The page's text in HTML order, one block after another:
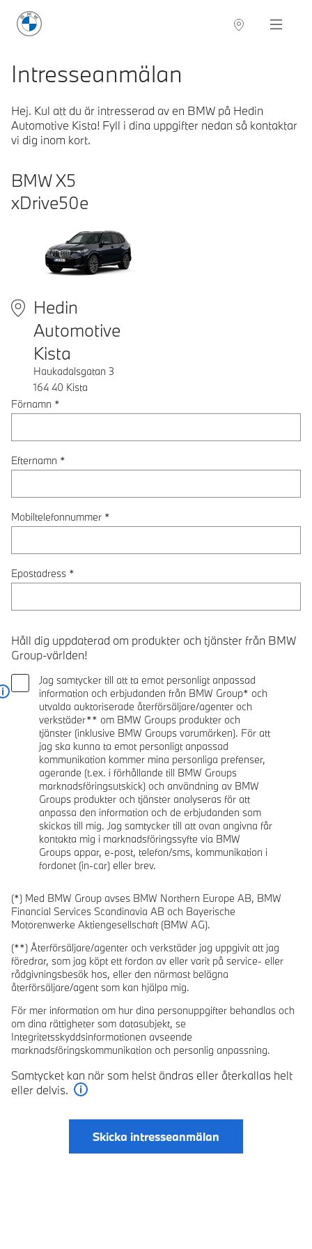
BMW Sverige Navigation
Intresseanmälan
Hej. Kul att du är intresserad av en BMW på Hedin
Automotive Kista! Fyll i dina uppgifter nedan så kontaktar
vi dig inom kort.
BMWX5
xDrive50e
Hedin
Automotive
Kista
Haukadalsgatan 3
164 40 Kista
Förnamn *
Efternamn *
Mobiltelefonnummer *
Epostadress *
Håll dig uppdaterad om produkter och tjänster från BMW
Group-världen!
Jag samtycker till att ta emot personligt anpassad
information och erbjudanden från BMW Group* och
utvalda auktoriserade återförsäljare/agenter och
verkstäder** om BMW Groups produkter och
tjänster (inklusive BMW Groups varumärken). För att
jag ska kunna ta emot personligt anpassad
kommunikation kommer mina personliga prefenser,
agerande (t.ex. i förhållande till BMW Groups
marknadsföringsutskick) och användning av BMW
Groups produkter och tjänster analyseras för att
anpassa den information och de erbjudanden som
skickas till mig. Jag samtycker till att ovan angivna får
kontakta mig i marknadsföringssyfte via BMW
Groups appar, e-post, telefon/sms, kommunikation i
fordonet (in-car) eller brev.
Läs mer
(*) Med BMW Group avses BMW Northern Europe AB, BMW
Financial Services Scandinavia AB och Bayerische
Motorenwerke Aktiengesellschaft (BMW AG).
(**) Återförsäljare/agenter och verkstäder jag uppgivit att jag
föredrar, som jag köpt ett fordon av eller varit på service- eller
rådgivningsbesök hos, eller den närmast belägna
återförsäljare/agent som kan hjälpa mig.
För mer information om hur dina personuppgifter behandlas och
om dina rättigheter som datasubjekt, se
Integritetsskyddsinformationen avseende
marknadsföringskommunikation och personlig anpassning.
Samtycket kan när som helst ändras eller återkallas helt
eller delvis.
Skicka intresseanmälan